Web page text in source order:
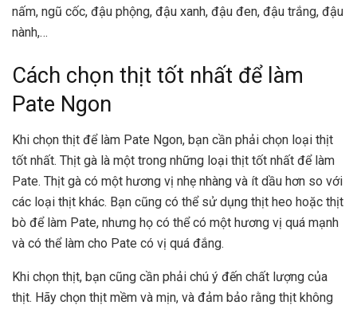
nấm, ngũ cốc, đậu phộng, đậu xanh, đậu đen, đậu trắng, đậu
nành,…
Cách chọn thịt tốt nhất để làm
Pate Ngon
Khi chọn thịt để làm Pate Ngon, bạn cần phải chọn loại thịt
tốt nhất. Thịt gà là một trong những loại thịt tốt nhất để làm
Pate. Thịt gà có một hương vị nhẹ nhàng và ít dầu hơn so với
các loại thịt khác. Bạn cũng có thể sử dụng thịt heo hoặc thịt
bò để làm Pate, nhưng họ có thể có một hương vị quá mạnh
và có thể làm cho Pate có vị quá đắng.
Khi chọn thịt, bạn cũng cần phải chú ý đến chất lượng của
thịt. Hãy chọn thịt mềm và mịn, và đảm bảo rằng thịt không